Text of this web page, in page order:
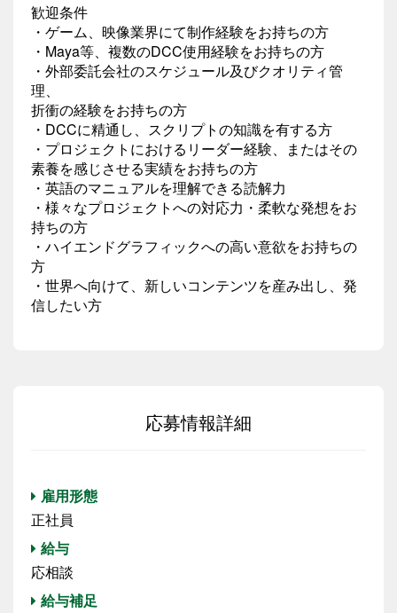
歓迎条件
・ゲーム、映像業界にて制作経験をお持ちの方
・Maya等、複数のDCC使用経験をお持ちの方
・外部委託会社のスケジュール及びクオリティ管
理、
折衝の経験をお持ちの方
・DCCに精通し、スクリプトの知識を有する方
・プロジェクトにおけるリーダー経験、またはその
素養を感じさせる実績をお持ちの方
・英語のマニュアルを理解できる読解力
・様々なプロジェクトへの対応力・柔軟な発想をお
持ちの方
・ハイエンドグラフィックへの高い意欲をお持ちの
方
・世界へ向けて、新しいコンテンツを産み出し、発
信したい方
応募情報詳細
雇用形態
正社員
給与
応相談
給与補足